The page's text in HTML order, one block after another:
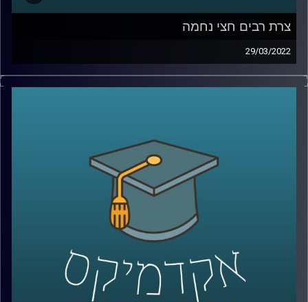
צרת רבים חצי נחמה
29/03/2022
אנחנו יודעים שצרת רבים היא חצי נחמה, אבל למה? את
ההיבטים הפסיכולוגיים של השאלה הזאת חקרה ד"ר דאפי
לשיחה על האחד באפריל ושקרים יומיומיים –
קרדיט תמונות:
AudioVersity